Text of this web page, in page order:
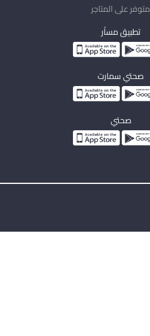
متوفر على المتاجر
تطبيق مساْر
صحتي سمارت
صحتي